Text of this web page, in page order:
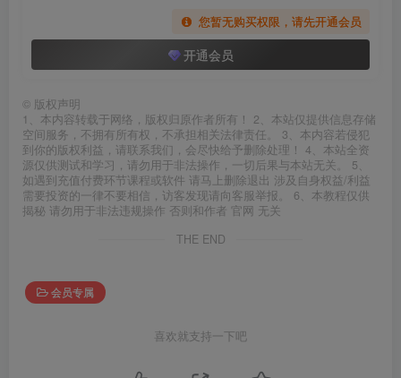
您暂无购买权限，请先开通会员
开通会员
© 版权声明
1、本内容转载于网络，版权归原作者所有！ 2、本站仅提供信息存储
空间服务，不拥有所有权，不承担相关法律责任。 3、本内容若侵犯
到你的版权利益，请联系我们，会尽快给予删除处理！ 4、本站全资
源仅供测试和学习，请勿用于非法操作，一切后果与本站无关。 5、
如遇到充值付费环节课程或软件 请马上删除退出 涉及自身权益/利益
需要投资的一律不要相信，访客发现请向客服举报。 6、本教程仅供
揭秘 请勿用于非法违规操作 否则和作者 官网 无关
THE END
会员专属
喜欢就支持一下吧